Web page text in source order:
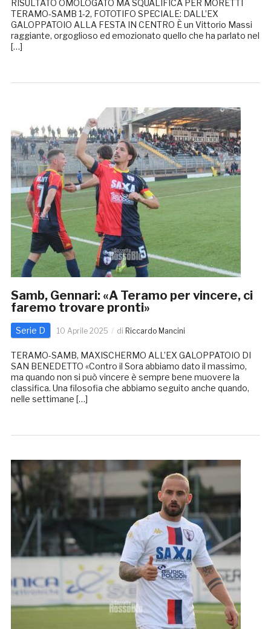
RISULTATO OMOLOGATO MA SQUALIFICA PER MORETTI
TERAMO-SAMB 1-2, FOTOTIFO SPECIALE: DALL’EX
GALOPPATOIO ALLA FESTA IN CENTRO È un Vittorio Massi
raggiante, orgoglioso ed emozionato quello che ha parlato nel
[…]
Samb, Gennari: «A Teramo per vincere, ci
faremo trovare pronti»
Serie D 10 Aprile 2025 di Riccardo Mancini
TERAMO-SAMB, MAXISCHERMO ALL’EX GALOPPATOIO DI
SAN BENEDETTO «Contro il Sora abbiamo dato il massimo,
ma quando non si può vincere è sempre bene muovere la
classifica. Una filosofia che abbiamo seguito anche quando,
nelle settimane […]